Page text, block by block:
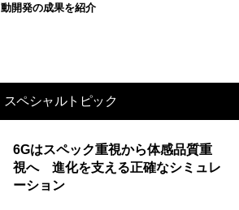
動開発の成果を紹介
スペシャルトピック
6Gはスペック重視から体感品質重
視へ 進化を支える正確なシミュレ
ーション